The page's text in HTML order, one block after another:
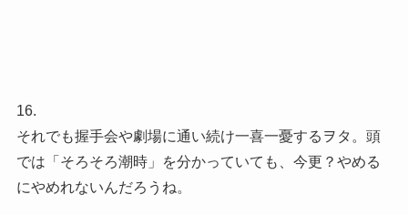
16.
それでも握手会や劇場に通い続け一喜一憂するヲタ。頭
では「そろそろ潮時」を分かっていても、今更？やめる
にやめれないんだろうね。